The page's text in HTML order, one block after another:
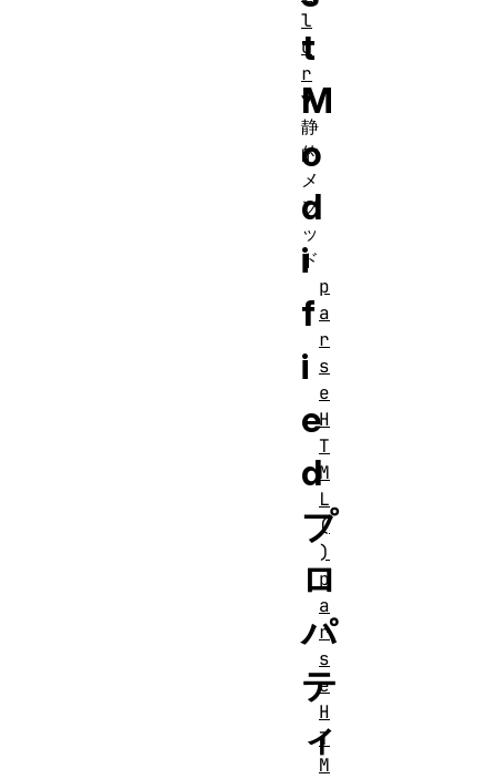
t
M
o
d
i
f
i
e
d
プ
ロ
パ
テ
ィ
l
o
r
静
的
メ
ソ
ッ
ド
p
a
r
s
e
H
T
M
L
(
)
p
a
r
s
e
H
T
M